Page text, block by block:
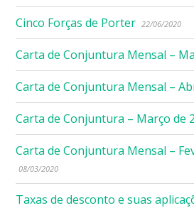
Cinco Forças de Porter 22/06/2020
Carta de Conjuntura Mensal –
Carta de Conjuntura Mensal –
Carta de Conjuntura – Março de
Carta de Conjuntura Mensal –
08/03/2020
Taxas de desconto e suas